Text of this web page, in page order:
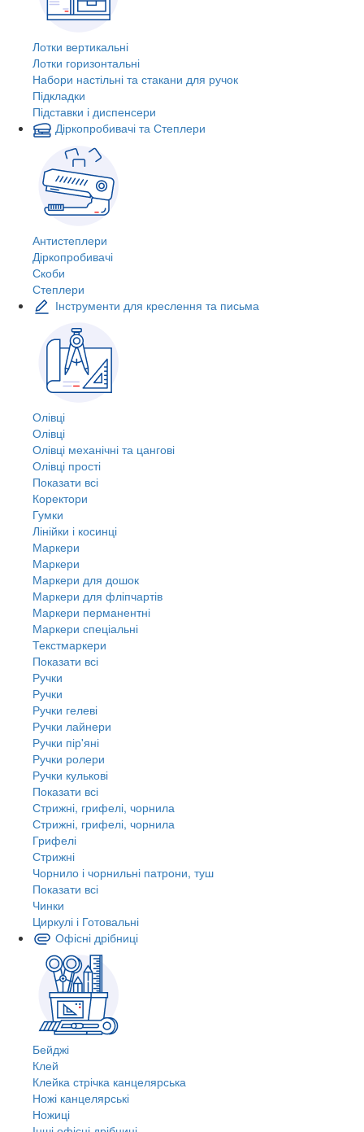
Лотки вертикальні
Лотки горизонтальні
Набори настільні та стакани для ручок
Підкладки
Підставки і диспенсери
Діркопробивачі та Степлери
Антистеплери
Діркопробивачі
Скоби
Степлери
Інструменти для креслення та письма
Олівці
Олівці
Олівці механічні та цангові
Олівці прості
Показати всі
Коректори
Гумки
Лінійки і косинці
Маркери
Маркери
Маркери для дошок
Маркери для фліпчартів
Маркери перманентні
Маркери спеціальні
Текстмаркери
Показати всі
Ручки
Ручки
Ручки гелеві
Ручки лайнери
Ручки пір'яні
Ручки ролери
Ручки кулькові
Показати всі
Стрижні, грифелі, чорнила
Стрижні, грифелі, чорнила
Грифелі
Стрижні
Чорнило і чорнильні патрони, туш
Показати всі
Чинки
Циркулі і Готовальні
Офісні дрібниці
Бейджі
Клей
Клейка стрічка канцелярська
Ножі канцелярські
Ножиці